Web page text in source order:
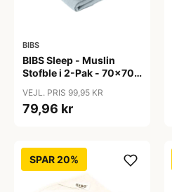
BIBS
BIBS Sleep - Muslin
Stofble i 2-Pak - 70x70
VEJL. PRIS 99,95 KR
79,96 kr
SPAR 20%